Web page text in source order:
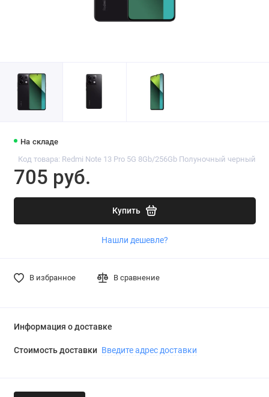
На складе
Код товара: Redmi Note 13 Pro 5G 8Gb/256Gb Полуночный черный
705 руб.
Купить
Нашли дешевле?
В избранное В сравнение
Информация о доставке
Стоимость доставки Введите адрес доставки